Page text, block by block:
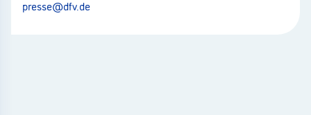
presse@dfv.de